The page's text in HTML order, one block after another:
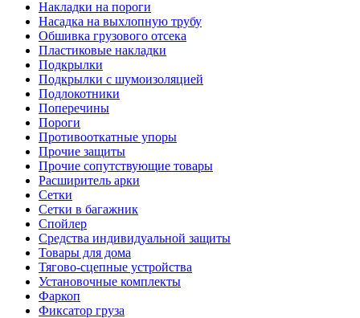
Накладки на пороги
Насадка на выхлопную трубу
Обшивка грузового отсека
Пластиковые накладки
Подкрылки
Подкрылки с шумоизоляцией
Подлокотники
Поперечины
Пороги
Противооткатные упоры
Прочие защиты
Прочие сопутствующие товары
Расширитель арки
Сетки
Сетки в багажник
Спойлер
Средства индивидуальной защиты
Товары для дома
Тягово-сцепные устройства
Установочные комплекты
Фаркоп
Фиксатор груза